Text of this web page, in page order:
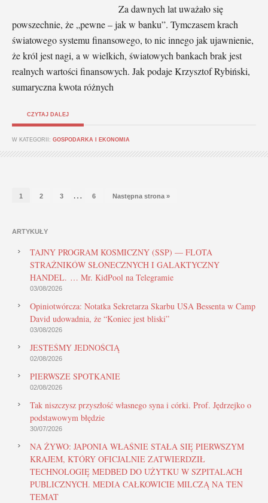
Za dawnych lat uważało się
powszechnie, że „pewne – jak w banku”. Tymczasem krach
światowego systemu finansowego, to nic innego jak ujawnienie,
że król jest nagi, a w wielkich, światowych bankach brak jest
realnych wartości finansowych. Jak podaje Krzysztof Rybiński,
sumaryczna kwota różnych
CZYTAJ DALEJ
W KATEGORII: GOSPODARKA I EKONOMIA
1 2 3 … 6 Następna strona »
ARTYKUŁY
TAJNY PROGRAM KOSMICZNY (SSP) — FLOTA
STRAŻNIKÓW SŁONECZNYCH I GALAKTYCZNY
HANDEL. … Mr. KidPool na Telegramie
03/08/2026
Opiniotwórcza: Notatka Sekretarza Skarbu USA Bessenta w Camp
David udowadnia, że “Koniec jest bliski”
03/08/2026
JESTEŚMY JEDNOŚCIĄ
02/08/2026
PIERWSZE SPOTKANIE
02/08/2026
Tak niszczysz przyszłość własnego syna i córki. Prof. Jędrzejko o
podstawowym błędzie
30/07/2026
NA ŻYWO: JAPONIA WŁAŚNIE STAŁA SIĘ PIERWSZYM
KRAJEM, KTÓRY OFICJALNIE ZATWIERDZIŁ
TECHNOLOGIĘ MEDBED DO UŻYTKU W SZPITALACH
PUBLICZNYCH. MEDIA CAŁKOWICIE MILCZĄ NA TEN
TEMAT